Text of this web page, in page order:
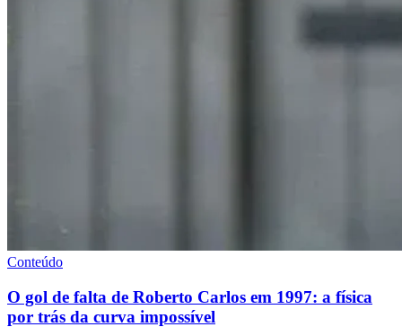
Conteúdo
O gol de falta de Roberto Carlos em 1997: a física
por trás da curva impossível